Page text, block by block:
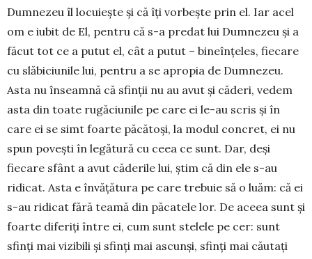
Dumnezeu îl locuieşte şi că îţi vorbeşte prin el. Iar acel
om e iubit de El, pentru că s-a predat lui Dumnezeu şi a
făcut tot ce a putut el, cât a putut – bineînţeles, fiecare
cu slăbiciunile lui, pentru a se apropia de Dumnezeu.
Asta nu înseamnă că sfinții nu au avut și căderi, vedem
asta din toate rugăciunile pe care ei le-au scris și în
care ei se simt foarte păcătoşi, la modul concret, ei nu
spun povești în legătură cu ceea ce sunt. Dar, deși
fiecare sfânt a avut căderile lui, știm că din ele s-au
ridicat. Asta e învăţătura pe care trebuie să o luăm: că ei
s-au ridicat fără teamă din păcatele lor. De aceea sunt și
foarte diferiți între ei, cum sunt stelele pe cer: sunt
sfinţi mai vizibili și sfinţi mai ascunși, sfinți mai căutați